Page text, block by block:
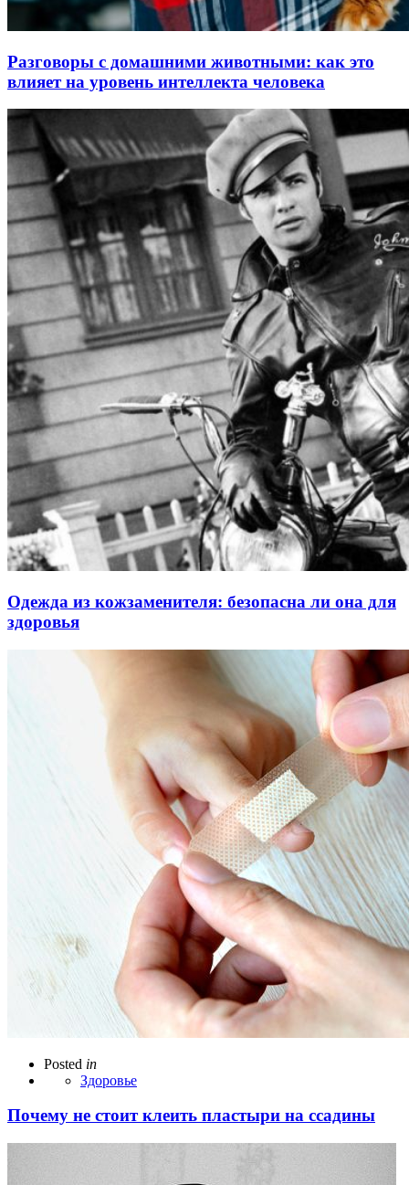
Разговоры с домашними животными: как это
влияет на уровень интеллекта человека
Одежда из кожзаменителя: безопасна ли она для
здоровья
Posted in
Здоровье
Почему не стоит клеить пластыри на ссадины